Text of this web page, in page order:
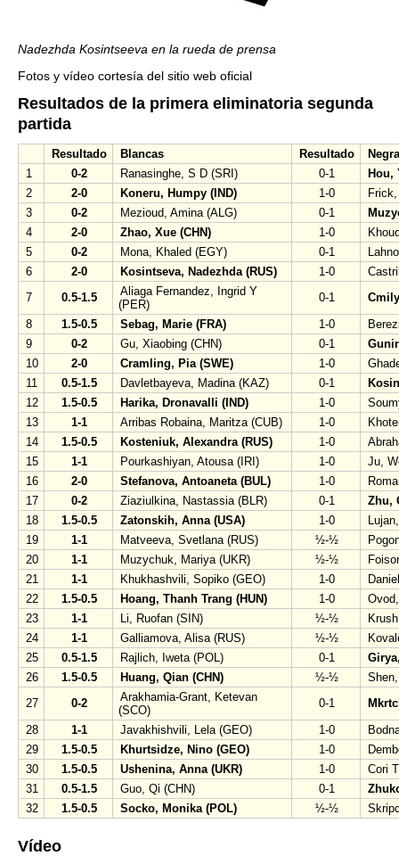
Nadezhda Kosintseeva en la rueda de prensa
Fotos y vídeo cortesía del sitio web oficial
Resultados de la primera eliminatoria segunda
partida
Resultado Blancas Resultado
1
0-2 Ranasinghe, S D (SRI) 0-1
Hou,
2
2-0 Koneru, Humpy (IND) 1-0
3
0-2 Mezioud, Amina (ALG) 0-1
4
2-0 Zhao, Xue (CHN) 1-0
5
0-2 Mona, Khaled (EGY) 0-1
6
2-0 Kosintseva, Nadezhda (RUS) 1-0
7
0.5-1.5
Aliaga Fernandez, Ingrid Y
(PER)
0-1
8
1.5-0.5 Sebag, Marie (FRA) 1-0
9
0-2 Gu, Xiaobing (CHN) 0-1
10
2-0 Cramling, Pia (SWE) 1-0
11
0.5-1.5 Davletbayeva, Madina (KAZ) 0-1
12
1.5-0.5 Harika, Dronavalli (IND) 1-0
13
1-1 Arribas Robaina, Maritza (CUB) 1-0
14
1.5-0.5 Kosteniuk, Alexandra (RUS) 1-0
15
1-1 Pourkashiyan, Atousa (IRI) 1-0
Ju,
16
2-0 Stefanova, Antoaneta (BUL) 1-0
17
0-2 Ziaziulkina, Nastassia (BLR) 0-1
Zhu,
18
1.5-0.5 Zatonskih, Anna (USA) 1-0
19
1-1 Matveeva, Svetlana (RUS) ½-½
20
1-1 Muzychuk, Mariya (UKR) ½-½
21
1-1 Khukhashvili, Sopiko (GEO) 1-0
22
1.5-0.5 Hoang, Thanh Trang (HUN) 1-0
23
1-1 Li, Ruofan (SIN) ½-½
24
1-1 Galliamova, Alisa (RUS) ½-½
25
0.5-1.5 Rajlich, Iweta (POL) 0-1
26
1.5-0.5 Huang, Qian (CHN) ½-½
27
0-2
Arakhamia-Grant, Ketevan
(SCO)
0-1
28
1-1 Javakhishvili, Lela (GEO) 1-0
29
1.5-0.5 Khurtsidze, Nino (GEO) 1-0
30
1.5-0.5 Ushenina, Anna (UKR) 1-0
Cori
31
0.5-1.5 Guo, Qi (CHN) 0-1
32
1.5-0.5 Socko, Monika (POL) ½-½
Vídeo